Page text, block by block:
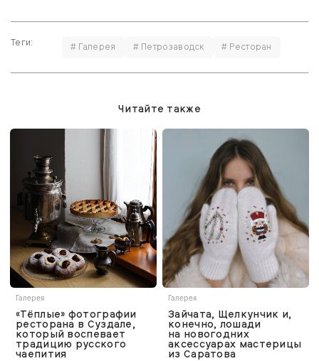
Теги: # Галерея # Петрозаводск # Ресторан
Читайте также
Галерея
«Тёплые» фотографии
ресторана в Суздале,
который воспевает
традицию русского
чаепития
Галерея
Зайчата, Щелкунчик и,
конечно, лошади
на новогодних
аксессуарах мастерицы
из Саратова